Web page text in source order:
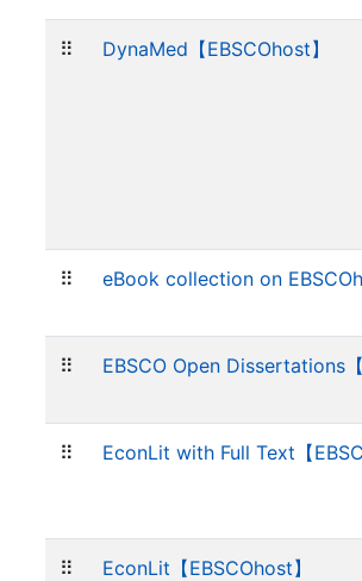
⠿ DynaMed【EBSCOhost】
⠿ eBook collection on
⠿ EBSCO Open Dissertations【
⠿ EconLit with Full Text【
⠿ EconLit【EBSCOhost】